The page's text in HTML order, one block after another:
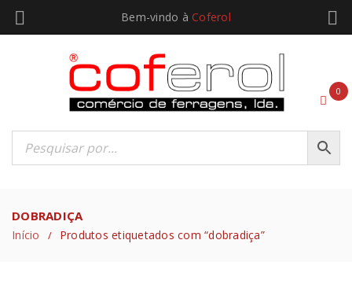
Bem-vindo à Coferol
0
DOBRADIÇA
Início / Produtos etiquetados com “dobradiça”